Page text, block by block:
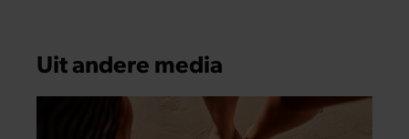
Uit andere media